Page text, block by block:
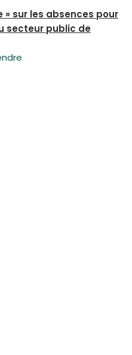
» sur les absences pour
secteur public de